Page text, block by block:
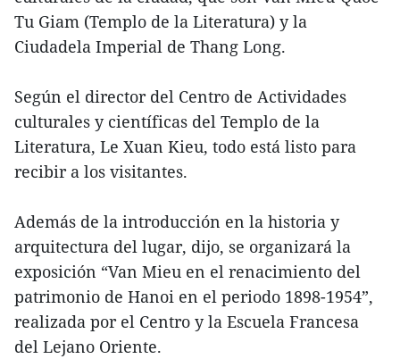
Tu Giam (Templo de la Literatura) y la
Ciudadela Imperial de Thang Long.
Según el director del Centro de Actividades
culturales y científicas del Templo de la
Literatura, Le Xuan Kieu, todo está listo para
recibir a los visitantes.
Además de la introducción en la historia y
arquitectura del lugar, dijo, se organizará la
exposición “Van Mieu en el renacimiento del
patrimonio de Hanoi en el periodo 1898-1954”,
realizada por el Centro y la Escuela Francesa
del Lejano Oriente.